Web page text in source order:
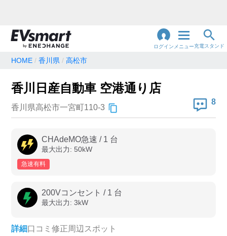
ログイン メニュー充電スタンド
地名・観光スポット・住所で検索
充電器の種類
急速充電器のみ表示
高速道路上のみ表示
認証システム
EV充電エネチェンジ
HOME 香川県 高松市
香川日産自動車 空港通り店
香川県高松市一宮町110-3
8
CHAdeMO急速 / 1 台
最大出力: 50kW
急速有料
200Vコンセント / 1 台
最大出力: 3kW
詳細口コミ 修正周辺スポット